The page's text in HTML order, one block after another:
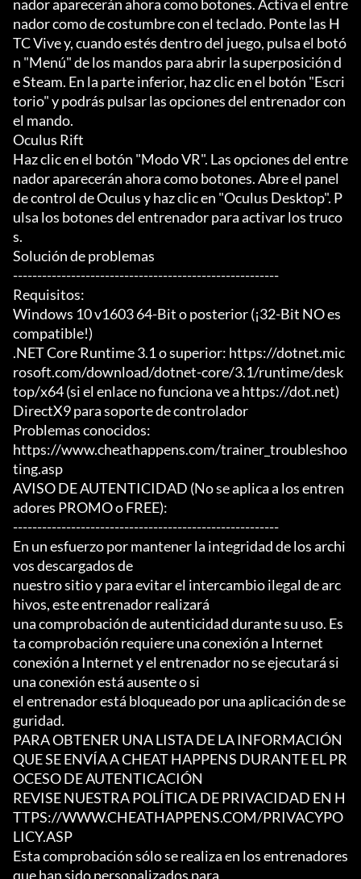
nador aparecerán ahora como botones. Activa el entre
nador como de costumbre con el teclado. Ponte las H
TC Vive y, cuando estés dentro del juego, pulsa el botó
n "Menú" de los mandos para abrir la superposición d
e Steam. En la parte inferior, haz clic en el botón "Escri
torio" y podrás pulsar las opciones del entrenador con
el mando.
Oculus Rift
Haz clic en el botón "Modo VR". Las opciones del entre
nador aparecerán ahora como botones. Abre el panel
de control de Oculus y haz clic en "Oculus Desktop". P
ulsa los botones del entrenador para activar los truco
s.
Solución de problemas
-------------------------------------------------------
Requisitos:
Windows 10 v1603 64-Bit o posterior (¡32-Bit NO es
compatible!)
.NET Core Runtime 3.1 o superior: https://dotnet.mic
rosoft.com/download/dotnet-core/3.1/runtime/desk
top/x64 (si el enlace no funciona ve a https://dot.net)
DirectX9 para soporte de controlador
Problemas conocidos:
https://www.cheathappens.com/trainer_troubleshoo
ting.asp
AVISO DE AUTENTICIDAD (No se aplica a los entren
adores PROMO o FREE):
-------------------------------------------------------
En un esfuerzo por mantener la integridad de los archi
vos descargados de
nuestro sitio y para evitar el intercambio ilegal de arc
hivos, este entrenador realizará
una comprobación de autenticidad durante su uso. Es
ta comprobación requiere una conexión a Internet
conexión a Internet y el entrenador no se ejecutará si
una conexión está ausente o si
el entrenador está bloqueado por una aplicación de se
guridad.
PARA OBTENER UNA LISTA DE LA INFORMACIÓN
QUE SE ENVÍA A CHEAT HAPPENS DURANTE EL PR
OCESO DE AUTENTICACIÓN
REVISE NUESTRA POLÍTICA DE PRIVACIDAD EN H
TTPS://WWW.CHEATHAPPENS.COM/PRIVACYPO
LICY.ASP
Esta comprobación sólo se realiza en los entrenadores
que han sido personalizados para